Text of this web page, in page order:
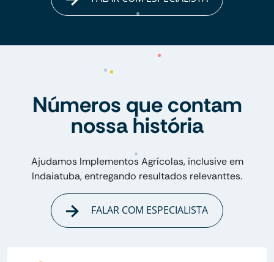
Números que contam
nossa história
Ajudamos Implementos Agrícolas, inclusive em
Indaiatuba, entregando resultados relevanttes.
FALAR COM ESPECIALISTA